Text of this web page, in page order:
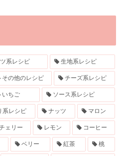
系レシピ 生地系レシピ
その他のレシピ チーズ系レシピ
いちご ソース系レシピ
系レシピ ナッツ マロン
ェリー レモン コーヒー
ベリー 紅茶 桃